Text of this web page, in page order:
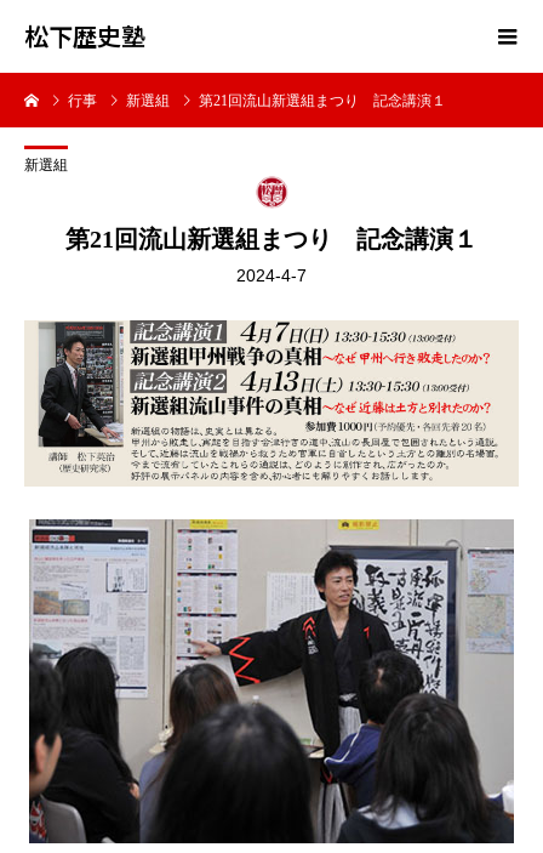
松下歴史塾
行事 新選組 第21回流山新選組まつり 記念講演１
新選組
第21回流山新選組まつり 記念講演１
2024-4-7